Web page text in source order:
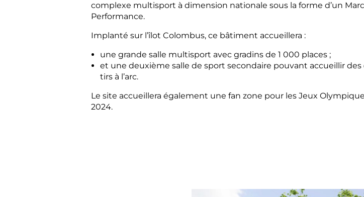
complexe multisport à dimension nationale sous la forme d’un
Performance.
Implanté sur l’îlot Colombus, ce bâtiment accueillera :
une grande salle multisport avec gradins de 1 000 places ;
et une deuxième salle de sport secondaire pouvant accueillir des
tirs à l’arc.
Le site accueillera également une fan zone pour les Jeux
2024.